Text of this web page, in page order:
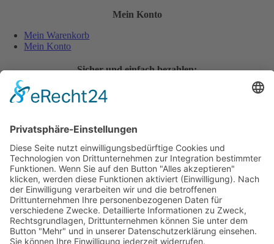
Mein Konto
Mein Warenkorb
Mein Konto
Sicher und einfach bezahlen:
Wiederverkäufer
Wein Exposé
Folgen Sie uns auch auf:
Jugendschutz
Zahlungsarten
Lieferung und Versandkosten
Vertrag widerrufen
Widerrufsbelehrung
AGB